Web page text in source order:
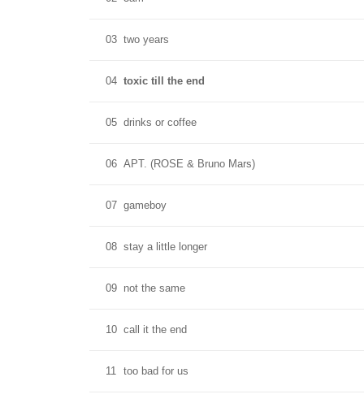
03 two years
04 toxic till the end
05 drinks or coffee
06 APT. (ROSE & Bruno Mars)
07 gameboy
08 stay a little longer
09 not the same
10 call it the end
11 too bad for us